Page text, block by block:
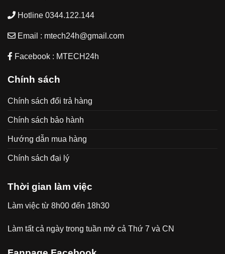
Hotline 0344.122.144
Email : mtech24h@gmail.com
Facebook : MTECH24h
Chính sách
Chính sách đổi trả hàng
Chính sách bảo hành
Hướng dẫn mua hàng
Chính sách đại lý
Thời gian làm việc
Làm việc từ 8h00 đến 18h30
Làm tất cả ngày trong tuần mở cả Thứ 7 và CN